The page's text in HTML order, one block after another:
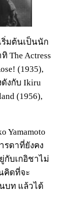
ริ่มต้นเป็นนัก
The Actress
(1935),
ดังกับ Ikiru
(1956),
Yamamoto
รดาที่ยังคง
บเกอิชาไม่
คิดที่จะ
บท แล้วได้